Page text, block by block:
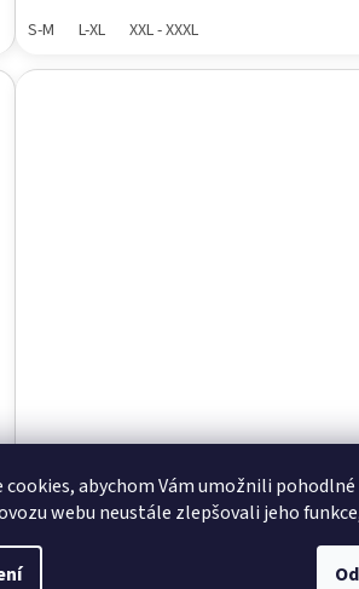
cookies, abychom Vám umožnili
webu neustále zlepšovali jeho
S-M L-XL XXL - XXXL
Letní květované šaty FLORA černé